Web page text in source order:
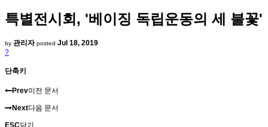
특별전시회, '베이징 독립운동의 세 불꽃'
by 관리자 posted Jul 18, 2019
?
단축키
Prev이전 문서
Next다음 문서
ESC닫기